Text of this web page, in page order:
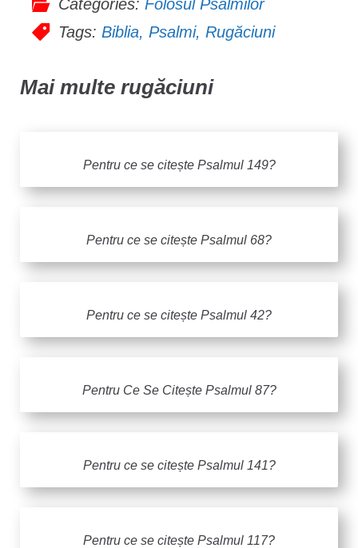
Categories: Folosul Psalmilor
Tags: Biblia, Psalmi, Rugăciuni
Mai multe rugăciuni
Pentru ce se citește Psalmul 149?
Pentru ce se citește Psalmul 68?
Pentru ce se citește Psalmul 42?
Pentru Ce Se Citește Psalmul 87?
Pentru ce se citește Psalmul 141?
Pentru ce se citește Psalmul 117?